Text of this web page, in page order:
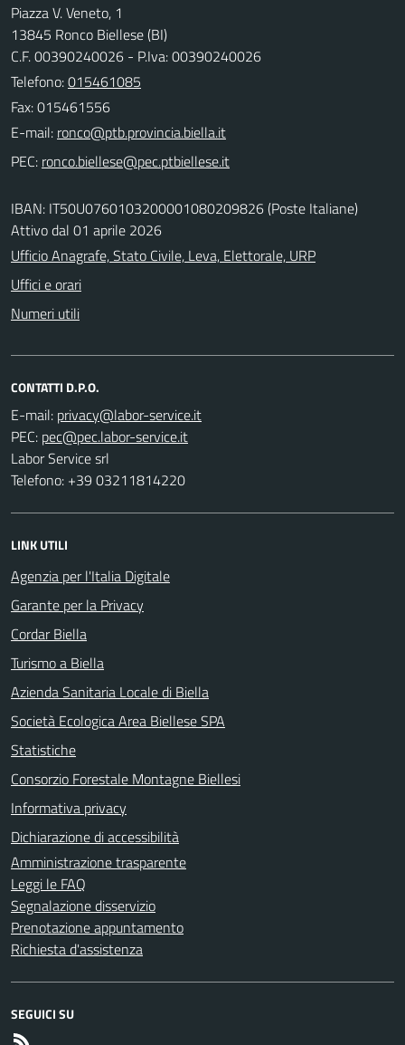
Piazza V. Veneto, 1
13845 Ronco Biellese (BI)
C.F. 00390240026 - P.Iva: 00390240026
Telefono:015461085
Fax: 015461556
E-mail:
PEC:
IBAN: IT50U0760103200001080209826 (Poste Italiane)
Attivo dal 01 aprile 2026
Ufficio Anagrafe, Stato Civile, Leva, Elettorale, URP
Uffici e orari
Numeri utili
CONTATTI D.P.O.
E-mail:
PEC:
Labor Service srl
Telefono: +39 03211814220
LINK UTILI
Agenzia per l'Italia Digitale
Garante per la Privacy
Cordar Biella
Turismo a Biella
Azienda Sanitaria Locale di Biella
Società Ecologica Area Biellese SPA
Statistiche
Consorzio Forestale Montagne Biellesi
Informativa privacy
Dichiarazione di accessibilità
Amministrazione trasparente
Leggi le FAQ
Segnalazione disservizio
Prenotazione appuntamento
Richiesta d'assistenza
SEGUICI SU